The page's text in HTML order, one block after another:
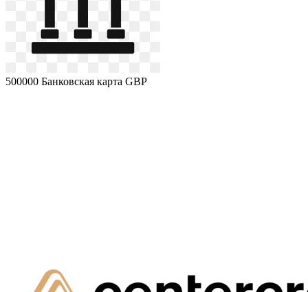
500000 Банковская карта GBP